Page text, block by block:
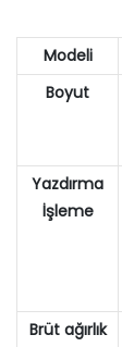
Modeli
Boyut
Yazdırma
İşleme
Brüt ağırlık